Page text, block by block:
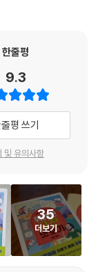
꺼지지 않고 살아남
담겨 있어요. 불사신
이 되기도 하지요.
생각도 깊어져 더
있어요. 시대가 달
그래서 고전을 읽으
요. 현실을 똑바로
진짜 용기 있는 행
이런 질문들을 곰곰
. 이게 바로 위대한
는 이유이고, 우리가
한줄평
9.3
평 쓰기
및 유의사항
35
더보기